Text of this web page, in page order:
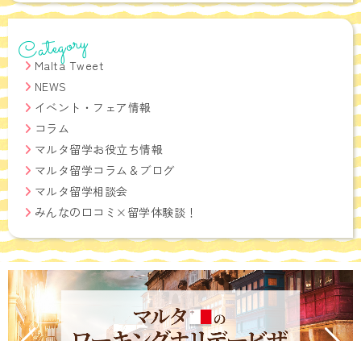
Category
Malta Tweet
NEWS
イベント・フェア情報
コラム
マルタ留学お役立ち情報
マルタ留学コラム＆ブログ
マルタ留学相談会
みんなの口コミ×留学体験談！